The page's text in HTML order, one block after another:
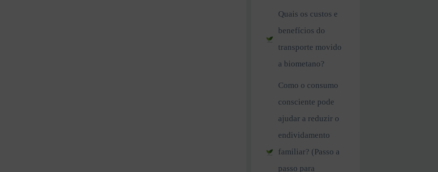
Quais os custos e
benefícios do
transporte movido
a biometano?
Como o consumo
consciente pode
ajudar a reduzir o
endividamento
familiar? (Passo a
passo para